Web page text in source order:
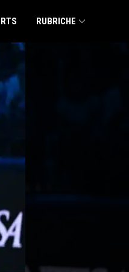
RUBRICHE